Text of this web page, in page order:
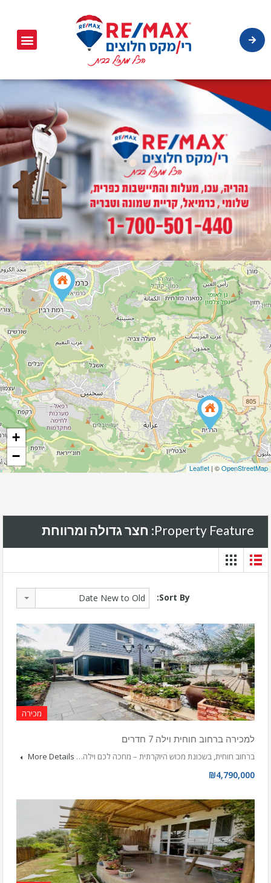
+
−
Leaflet | ©OpenStreetMap
Property Feature: חצר גדולה ומרווחת
Sort By:
Date New to Old
מכירה
למכירה ברחוב חוחית וילה 7 חדרים
ברחוב חוחית, בשכונת מכוש היוקרתית – מחכה לכם וילה… More Details
₪4,790,000